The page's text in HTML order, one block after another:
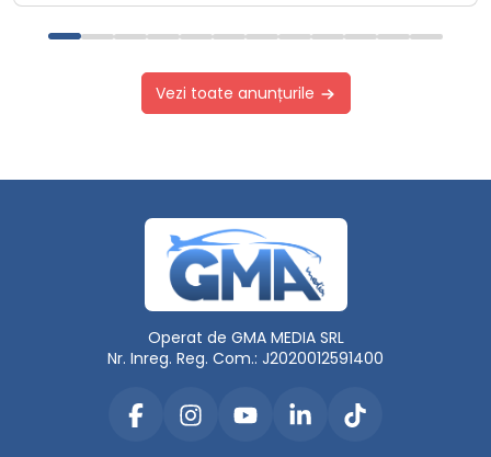
Vezi toate anunțurile
Operat de GMA MEDIA SRL
Nr. Inreg. Reg. Com.: J2020012591400